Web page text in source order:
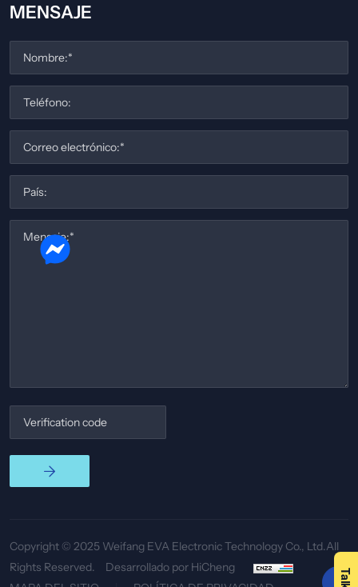
MENSAJE
Copyright © 2025 Weifang EVA Electronic Technology Co., Ltd.All
Rights Reserved.
Desarrollado por HiCheng